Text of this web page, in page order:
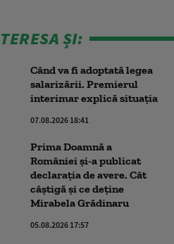
ȘI:
Când va fi adoptată legea
salarizării. Premierul
interimar explică situația
07.08.2026 18:41
Prima Doamnă a
României și-a publicat
declarația de avere. Cât
câștigă și ce deține
Mirabela Grădinaru
05.08.2026 17:57